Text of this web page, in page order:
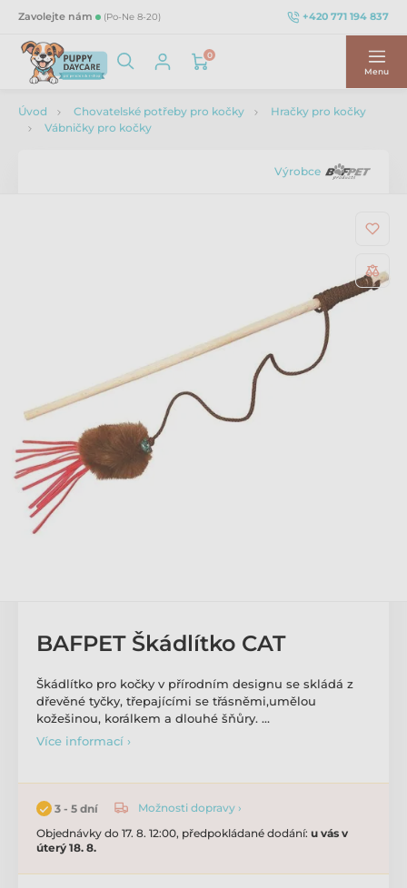
Zavolejte nám (Po-Ne 8-20) +420 771 194 837
0
Menu
Úvod Chovatelské potřeby pro kočky
Hračky pro kočky
Vábničky pro kočky
Výrobce
BAFPET Škádlítko CAT
Škádlítko pro kočky v přírodním designu se skládá z
dřevěné tyčky, třepajícími se třásněmi,umělou
kožešinou, korálkem a dlouhé šňůry. …
Více informací ›
3 - 5 dní
Možnosti dopravy ›
Objednávky do 17. 8. 12:00, předpokládané dodání: u vás v
úterý 18. 8.